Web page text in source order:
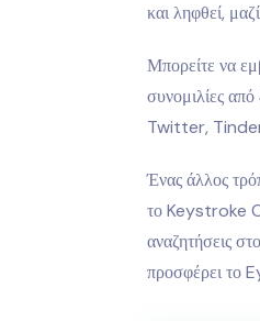
και ληφθεί,
Μπορείτε να
συνομιλίες
Twitter, Tinder
Ένας άλλος
το Keystroke
αναζητήσεις
προσφέρει το